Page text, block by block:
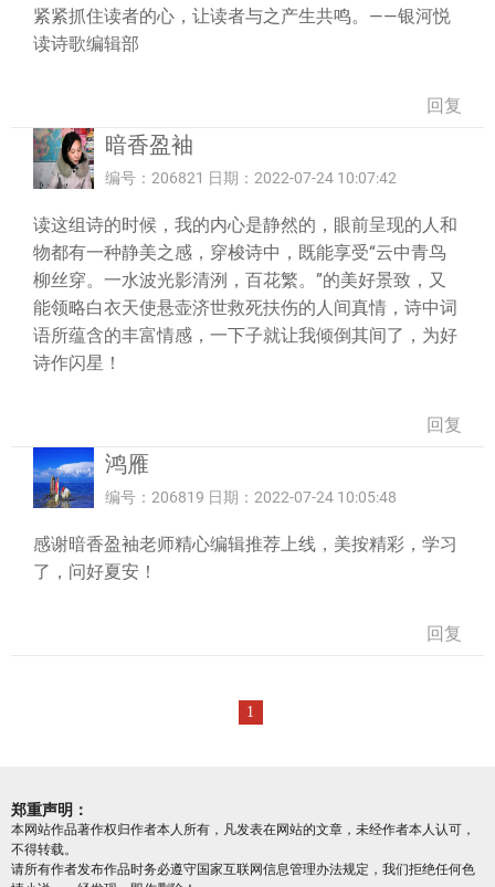
紧紧抓住读者的心，让读者与之产生共鸣。——银河悦
读诗歌编辑部
回复
暗香盈袖
编号：206821 日期：2022-07-24 10:07:42
读这组诗的时候，我的内心是静然的，眼前呈现的人和
物都有一种静美之感，穿梭诗中，既能享受“云中青鸟
柳丝穿。一水波光影清洌，百花繁。”的美好景致，又
能领略白衣天使悬壶济世救死扶伤的人间真情，诗中词
语所蕴含的丰富情感，一下子就让我倾倒其间了，为好
诗作闪星！
回复
鸿雁
编号：206819 日期：2022-07-24 10:05:48
感谢暗香盈袖老师精心编辑推荐上线，美按精彩，学习
了，问好夏安！
回复
1
郑重声明：
本网站作品著作权归作者本人所有，凡发表在网站的文章，未经作者本人认可，
不得转载。
请所有作者发布作品时务必遵守国家互联网信息管理办法规定，我们拒绝任何色